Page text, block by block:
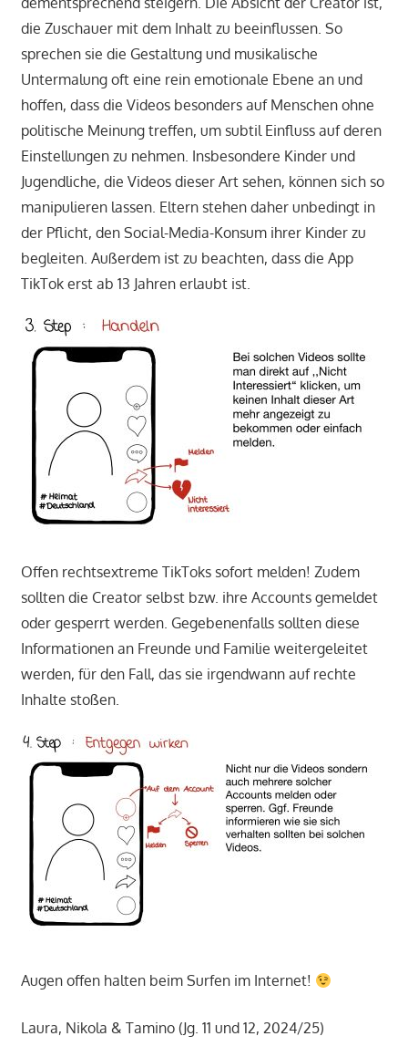
die Zuschauer mit dem Inhalt zu beeinflussen. So
sprechen sie die Gestaltung und musikalische
Untermalung oft eine rein emotionale Ebene an und
hoffen, dass die Videos besonders auf Menschen ohne
politische Meinung treffen, um subtil Einfluss auf deren
Einstellungen zu nehmen. Insbesondere Kinder und
Jugendliche, die Videos dieser Art sehen, können sich so
manipulieren lassen. Eltern stehen daher unbedingt in
der Pflicht, den Social-Media-Konsum ihrer Kinder zu
begleiten. Außerdem ist zu beachten, dass die App
TikTok erst ab 13 Jahren erlaubt ist.
Offen rechtsextreme TikToks sofort melden! Zudem
sollten die Creator selbst bzw. ihre Accounts gemeldet
oder gesperrt werden. Gegebenenfalls sollten diese
Informationen an Freunde und Familie weitergeleitet
werden, für den Fall, das sie irgendwann auf rechte
Inhalte stoßen.
Augen offen halten beim Surfen im Internet!
Laura, Nikola & Tamino (Jg. 11 und 12, 2024/25)